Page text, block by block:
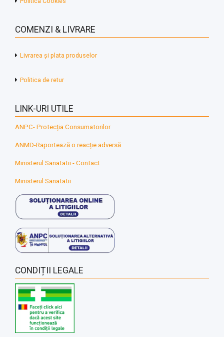
COMENZI & LIVRARE
Livrarea și plata produselor
Politica de retur
LINK-URI UTILE
ANPC- Protecția Consumatorilor
ANMD-Raportează o reacție adversă
Ministerul Sanatatii - Contact
Ministerul Sanatatii
CONDIȚII LEGALE